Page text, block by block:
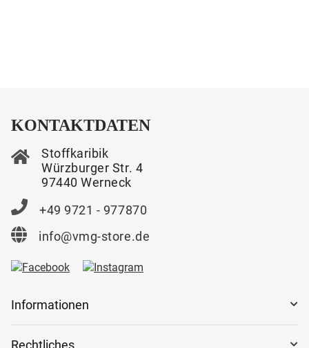
KONTAKTDATEN
Stoffkaribik
Würzburger Str. 4
97440 Werneck
+49 9721 - 977870
info@vmg-store.de
Informationen
Rechtliches